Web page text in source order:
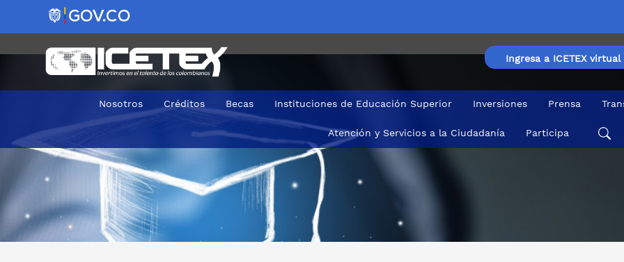
Ingresa a ICETEX virtual
Nosotros Créditos Becas Instituciones de Educación Superior Inversiones Prensa
Atención y Servicios a la Ciudadanía Participa
Formación a nivel de pregrado (Licenciaturas) para normalistas superiores de establecimientos educativos